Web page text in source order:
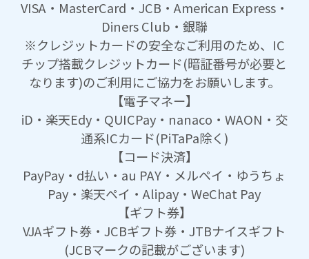
VISA・MasterCard・JCB・American Express・
Diners Club・銀聯
※クレジットカードの安全なご利用のため、IC
チップ搭載クレジットカード(暗証番号が必要と
なります)のご利用にご協力をお願いします。
【電子マネー】
iD・楽天Edy・QUICPay・nanaco・WAON・交
通系ICカード(PiTaPa除く)
【コード決済】
PayPay・d払い・au PAY・メルペイ・ゆうちょ
Pay・楽天ペイ・Alipay・WeChat Pay
【ギフト券】
VJAギフト券・JCBギフト券・JTBナイスギフト
(JCBマークの記載がございます)